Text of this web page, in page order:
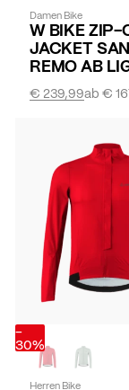
Damen Bike
W BIKE ZIP-
JACKET SAN
REMO AB
ab€
€ 239,99
-
30%
Herren Bike